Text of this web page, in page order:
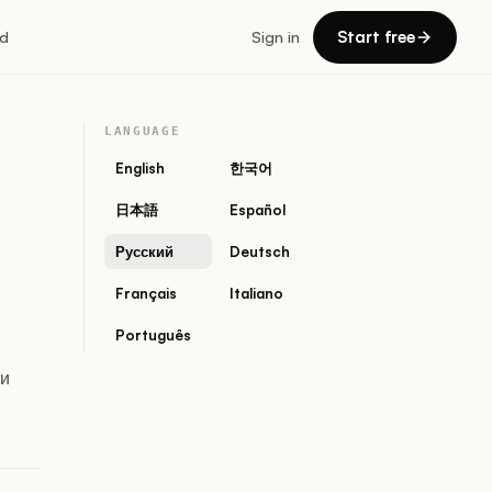
Sign in Start free
LANGUAGE
English 한국어
日本語 Español
Русский Deutsch
Français Italiano
Português